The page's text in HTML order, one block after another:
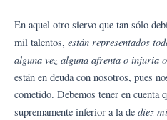
En aquel otro siervo que tan sólo
mil talentos, están representados
alguna vez alguna afrenta o injuria
están en deuda con nosotros, pues
cometido. Debemos tener en cuenta
supremamente inferior a la de diez